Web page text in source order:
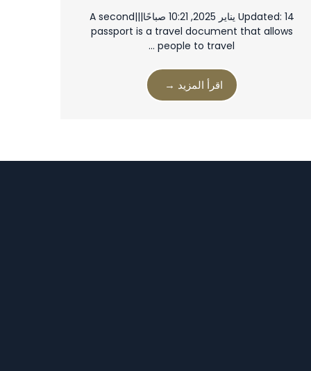
Updated: 14 يناير 2025, 10:21 صباحًا|||A second
passport is a travel document that allows
people to travel …
اقرأ المزيد →